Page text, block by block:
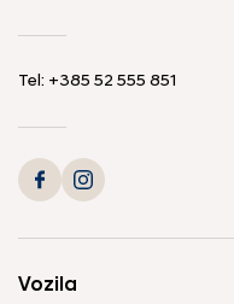
Tel: +385 52 555 851
Vozila